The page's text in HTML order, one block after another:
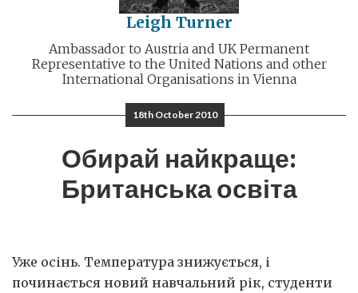
Leigh Turner
Ambassador to Austria and UK Permanent
Representative to the United Nations and other
International Organisations in Vienna
18th October 2010
Обирай найкраще:
Британська освіта
Уже осінь. Температура знижується, і
починається новий навчальний рік, студенти